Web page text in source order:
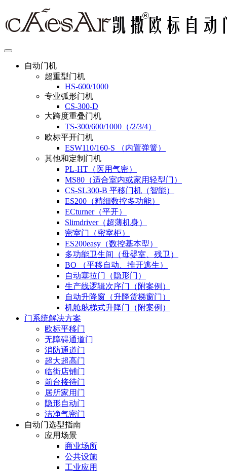
自动门机
超重型门机
HS-600/1000
专业弧形门机
CS-300-D
大跨度重叠门机
TS-300/600/1000（/2/3/4）
欧标平开门机
ESW110/160-S （内置弹簧）
其他和定制门机
PL-HT（医用气密）
MS80（适合室内或家用轻型门）
CS-SL300-B 平移门机（智能）
ES200（精细数控多功能）
ECturner（平开）
Slimdriver（超薄机身）
密室门（密室柜）
ES200easy（数控基本型）
多功能卫生间（母婴室、残卫）
BO （平移自动、推开逃生）
自动塞拉门（隐形门）
生产线逻辑次序门（附案例）
自动升降窗（升降货梯窗门）
机舱舷梯式升降门（附案例）
门系统解决方案
欧标平移门
无障碍通道门
消防通道门
超大超高门
临街店铺门
前台接待门
居所家用门
隐形自动门
洁净气密门
自动门选型指南
应用场景
商业场所
公共设施
工业应用